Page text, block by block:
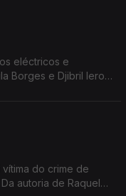
eléctricos e
Borges e Djibril Iero
do crime de
autoria de Raquel